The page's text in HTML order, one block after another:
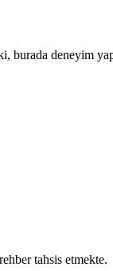
deneyim
tahsis etmekte.